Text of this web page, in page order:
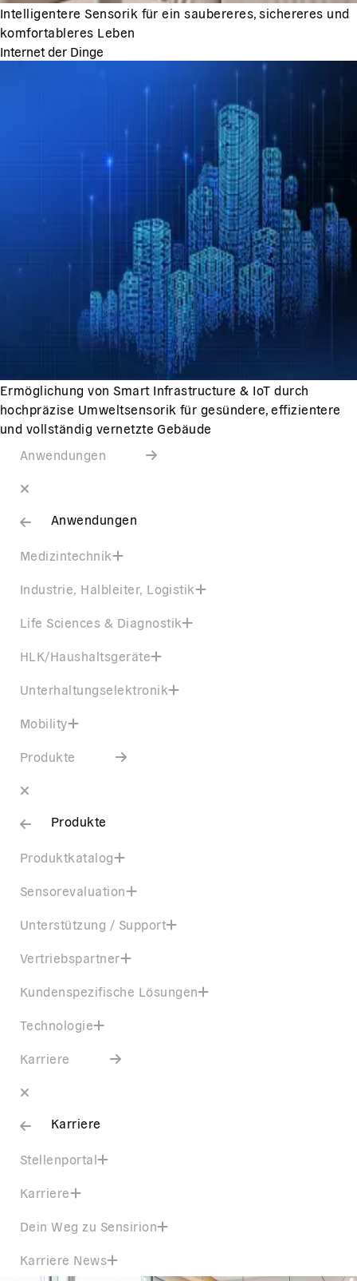
Intelligentere Sensorik für ein saubereres, sichereres und
komfortableres Leben
Internet der Dinge
Ermöglichung von Smart Infrastructure & IoT durch
hochpräzise Umweltsensorik für gesündere, effizientere
und vollständig vernetzte Gebäude
Anwendungen
Anwendungen
Medizintechnik
Industrie, Halbleiter, Logistik
Life Sciences & Diagnostik
HLK/Haushaltsgeräte
Unterhaltungselektronik
Mobility
Produkte
Produkte
Produktkatalog
Sensorevaluation
Unterstützung / Support
Vertriebspartner
Kundenspezifische Lösungen
Technologie
Karriere
Karriere
Stellenportal
Karriere
Dein Weg zu Sensirion
Karriere News